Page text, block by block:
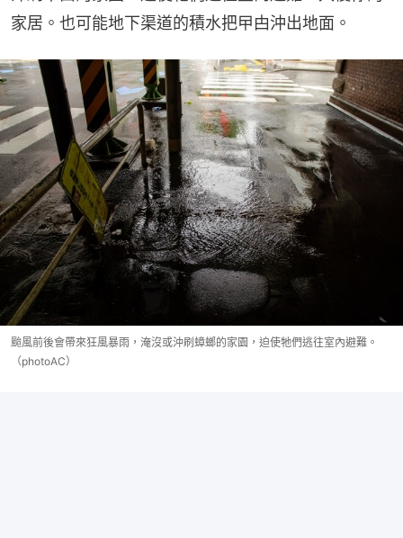
家居。也可能地下渠道的積水把曱甴沖出地面。
颱風前後會帶來狂風暴雨，淹沒或沖刷蟑螂的家園，迫使牠們逃往室內避難。
（photoAC）